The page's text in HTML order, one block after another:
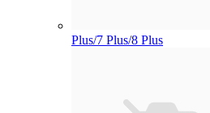
Plus/7 Plus/8 Plus